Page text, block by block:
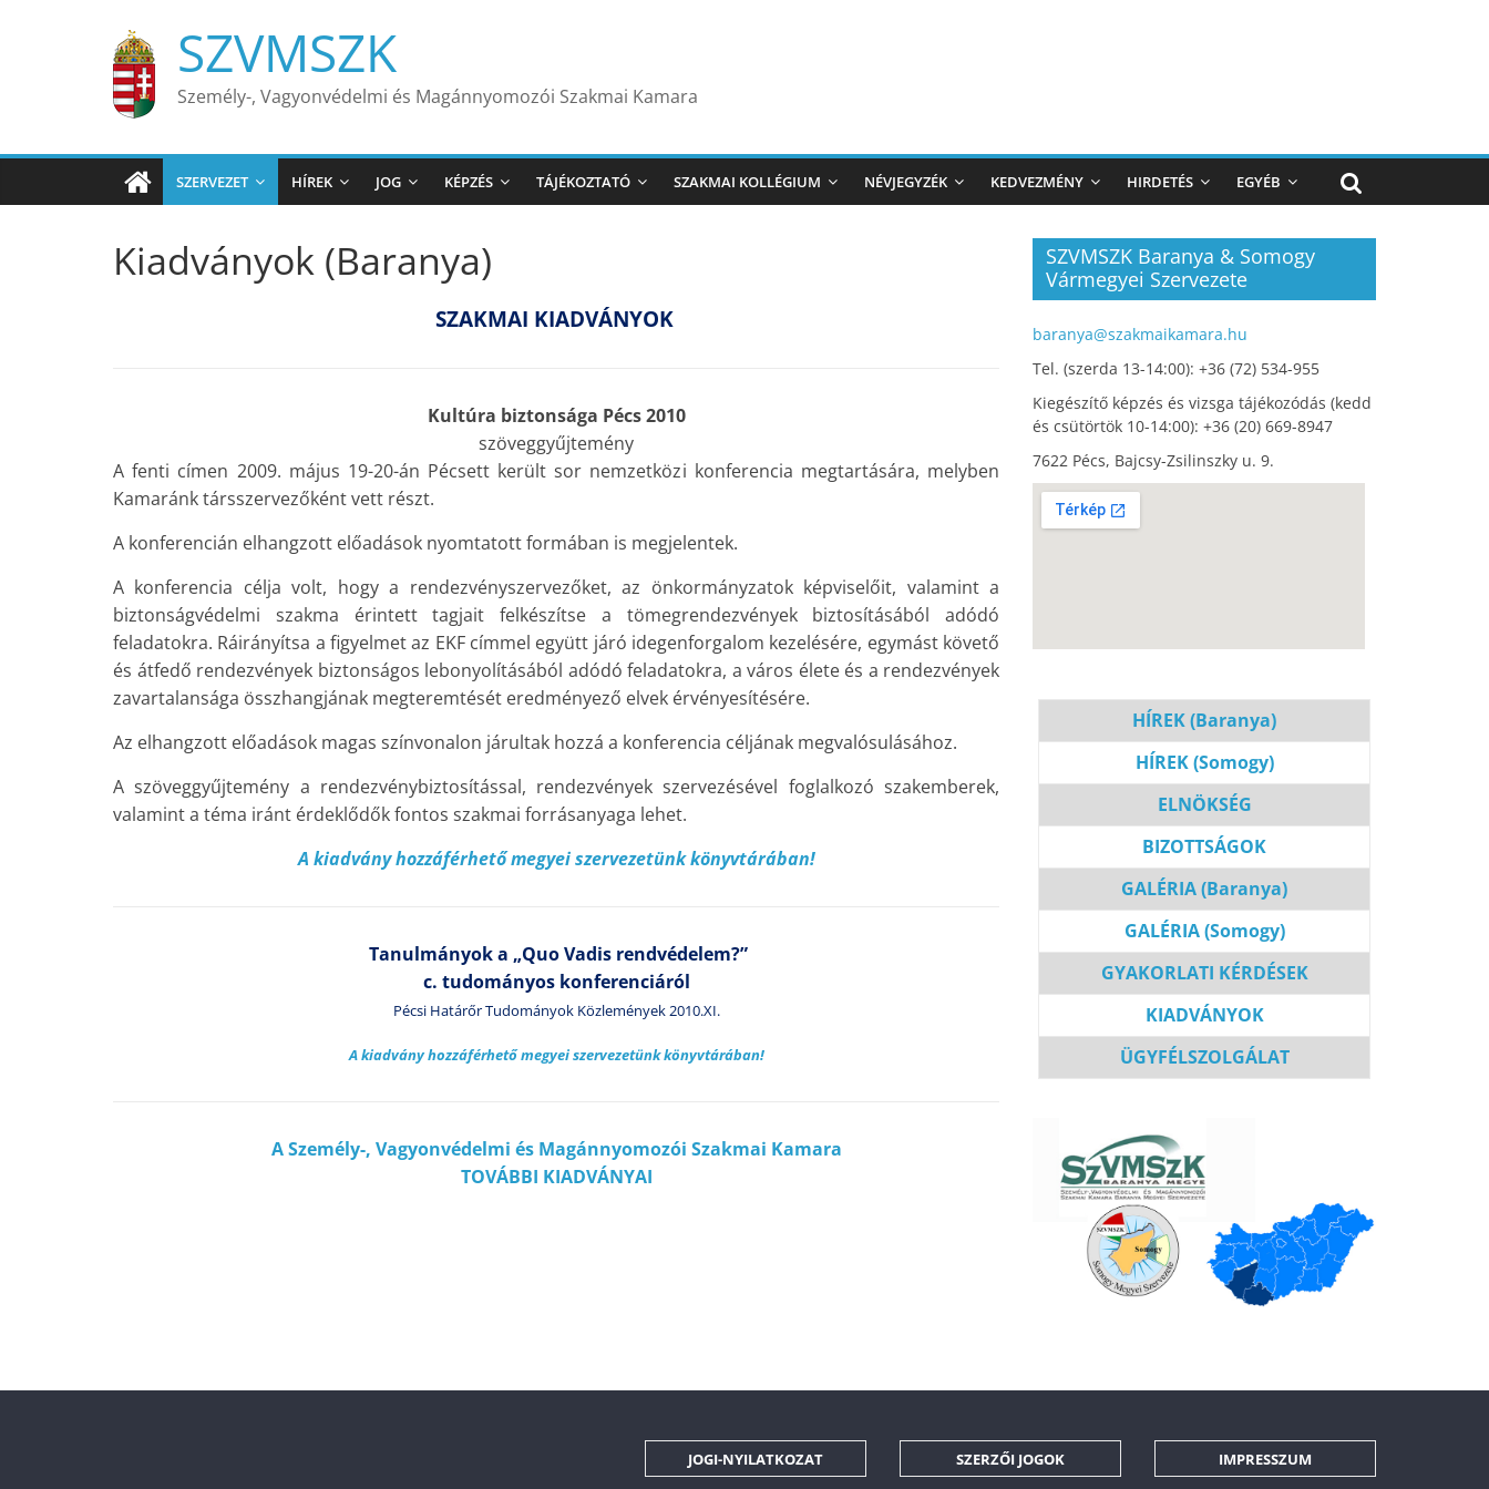
SZVMSZK
Személy-, Vagyonvédelmi és Magánnyomozói Szakmai Kamara
SZERVEZET HÍREK JOG KÉPZÉS TÁJÉKOZTATÓ SZAKMAI KOLLÉGIUM NÉVJEGYZÉK KEDVEZMÉNY HIRDETÉS EGYÉB
Kiadványok (Baranya)
SZAKMAI KIADVÁNYOK
Kultúra biztonsága Pécs 2010
szöveggyűjtemény
A fenti címen 2009. május 19-20-án Pécsett került sor nemzetközi konferencia megtartására, melyben
Kamaránk társszervezőként vett részt.
A konferencián elhangzott előadások nyomtatott formában is megjelentek.
A konferencia célja volt, hogy a rendezvényszervezőket, az önkormányzatok képviselőit, valamint a
biztonságvédelmi szakma érintett tagjait felkészítse a tömegrendezvények biztosításából adódó
feladatokra. Ráirányítsa a figyelmet az EKF címmel együtt járó idegenforgalom kezelésére, egymást követő
és átfedő rendezvények biztonságos lebonyolításából adódó feladatokra, a város élete és a rendezvények
zavartalansága összhangjának megteremtését eredményező elvek érvényesítésére.
Az elhangzott előadások magas színvonalon járultak hozzá a konferencia céljának megvalósulásához.
A szöveggyűjtemény a rendezvénybiztosítással, rendezvények szervezésével foglalkozó szakemberek,
valamint a téma iránt érdeklődők fontos szakmai forrásanyaga lehet.
A kiadvány hozzáférhető megyei szervezetünk könyvtárában!
Tanulmányok a „Quo Vadis rendvédelem?”
c. tudományos konferenciáról
Pécsi Határőr Tudományok Közlemények 2010.XI.
A kiadvány hozzáférhető megyei szervezetünk könyvtárában!
A Személy-, Vagyonvédelmi és Magánnyomozói Szakmai Kamara
TOVÁBBI KIADVÁNYAI
SZVMSZK Baranya & Somogy
Vármegyei Szervezete
baranya@szakmaikamara.hu
Tel. (szerda 13-14:00): +36 (72) 534-955
Kiegészítő képzés és vizsga tájékozódás (kedd
és csütörtök 10-14:00): +36 (20) 669-8947
7622 Pécs, Bajcsy-Zsilinszky u. 9.
HÍREK (Baranya)
HÍREK (Somogy)
ELNÖKSÉG
BIZOTTSÁGOK
GALÉRIA (Baranya)
GALÉRIA (Somogy)
GYAKORLATI KÉRDÉSEK
KIADVÁNYOK
ÜGYFÉLSZOLGÁLAT
JOGI-NYILATKOZAT SZERZŐI JOGOK IMPRESSZUM